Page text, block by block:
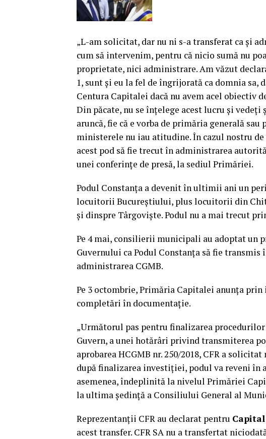
„L-am solicitat, dar nu ni s-a transferat ca şi
cum să intervenim, pentru că nicio sumă nu
proprietate, nici administrare. Am văzut
1, sunt şi eu la fel de îngrijorată ca domnia sa,
Centura Capitalei dacă nu avem acel
Din păcate, nu se înţelege acest lucru şi
aruncă, fie că e vorba de primăria generală
ministerele nu iau atitudine. În cazul nostru de
acest pod să fie trecut în administrarea
unei conferinţe de presă, la sediul Primăriei.
Podul Constanţa a devenit în ultimii ani un
locuitorii Bucureştiului, plus locuitorii din
şi dinspre Târgovişte. Podul nu a mai trecut
Pe 4 mai, consilierii municipali au adoptat un
Guvernului ca Podul Constanţa să fie
administrarea CGMB.
Pe 3 octombrie, Primăria Capitalei anunţa
completări în documentaţie.
„Următorul pas pentru finalizarea
Guvern, a unei hotărâri privind transmiterea
aprobarea HCGMB nr. 250/2018, CFR a
după finalizarea investiţiei, podul va reveni în
asemenea, îndeplinită la nivelul Primăriei
la ultima şedinţă a Consiliului General al
Reprezentanţii CFR au declarat pentru Capital
acest transfer. CFR SA nu a transfertat